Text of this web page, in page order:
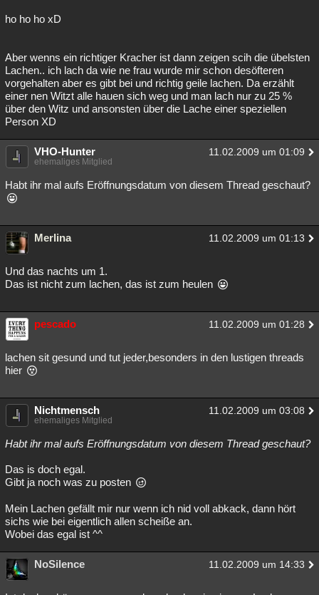
ho ho ho xD
Aber wenns ein richtiger Kracher ist dann zeigen scih die übelsten
Lachen.. ich lach da wie ne frau wurde mir schon desöfteren
vorgehalten aber es gibt bei und richtig geile lachen. Da erzählt
einer nen Witzt alle hauen sich weg und man lach nur zu 25 %
über den Witz und ansonsten über die Lache einer speziellen
Person XD
VHO-Hunter 11.02.2009 um 01:09
ehemaliges Mitglied
Habt ihr mal aufs Eröffnungsdatum von diesem Thread geschaut?
Merlina 11.02.2009 um 01:13
Und das nachts um 1.
Das ist nicht zum lachen, das ist zum heulen
pescado 11.02.2009 um 01:28
lachen sit gesund und tut jeder,besonders in den lustigen threads
hier
Nichtmensch 11.02.2009 um 03:08
ehemaliges Mitglied
Habt ihr mal aufs Eröffnungsdatum von diesem Thread geschaut?
Das is doch egal.
Gibt ja noch was zu posten
Mein Lachen gefällt mir nur wenn ich nid voll abkack, dann hört
sichs wie bei eigentlich allen scheiße an.
Wobei das egal ist ^^
NoSilence 11.02.2009 um 14:33